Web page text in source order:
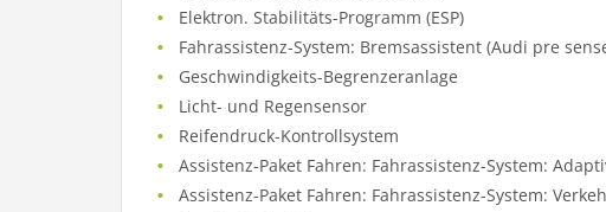
Elektron. Stabilitäts-Programm (ESP)
Fahrassistenz-System: Bremsassistent (Audi pre
Geschwindigkeits-Begrenzeranlage
Licht- und Regensensor
Reifendruck-Kontrollsystem
Assistenz-Paket Fahren: Fahrassistenz-System:
Assistenz-Paket Fahren: Fahrassistenz-System: